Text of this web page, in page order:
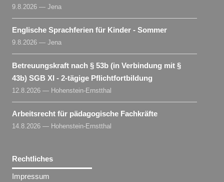
9.8.2026 — Jena
Englische Sprachferien für Kinder - Sommer
9.8.2026 — Jena
Betreuungskraft nach § 53b (in Verbindung mit §
43b) SGB XI - 2-tägige Pflichtfortbildung
12.8.2026 — Hohenstein-Ernstthal
Arbeitsrecht für pädagogische Fachkräfte
14.8.2026 — Hohenstein-Ernstthal
Rechtliches
Impressum